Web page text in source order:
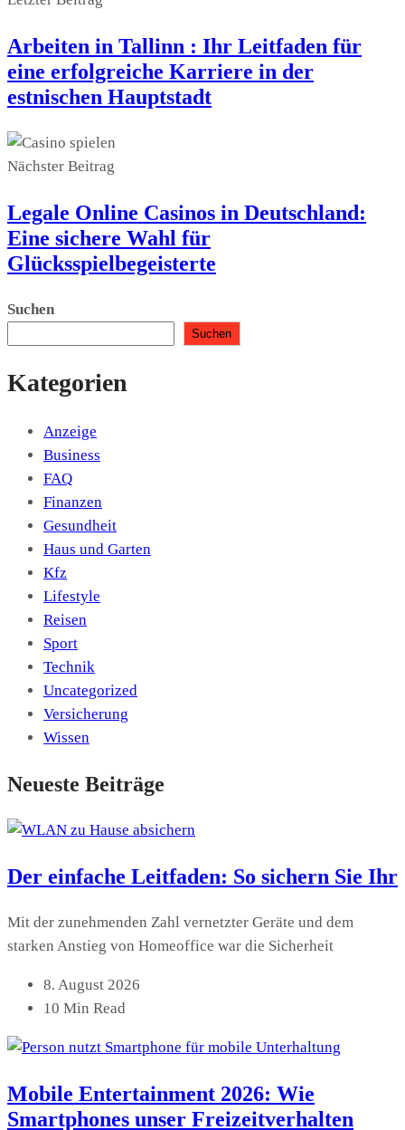
Arbeiten in Tallinn : Ihr Leitfaden für
eine erfolgreiche Karriere in der
estnischen Hauptstadt
Nächster Beitrag
Legale Online Casinos in Deutschland:
Eine sichere Wahl für
Glücksspielbegeisterte
Suchen
Suchen
Kategorien
Anzeige
Business
FAQ
Finanzen
Gesundheit
Haus und Garten
Kfz
Lifestyle
Reisen
Sport
Technik
Uncategorized
Versicherung
Wissen
Neueste Beiträge
Der einfache Leitfaden: So sichern Sie Ihr
Mit der zunehmenden Zahl vernetzter Geräte und dem
starken Anstieg von Homeoffice war die Sicherheit
8. August 2026
10 Min Read
Mobile Entertainment 2026: Wie
Smartphones unser Freizeitverhalten